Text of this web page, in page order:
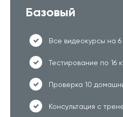
Базовый
Все видеокурсы на
Тестирование по 16
Проверка 10
Консультация с